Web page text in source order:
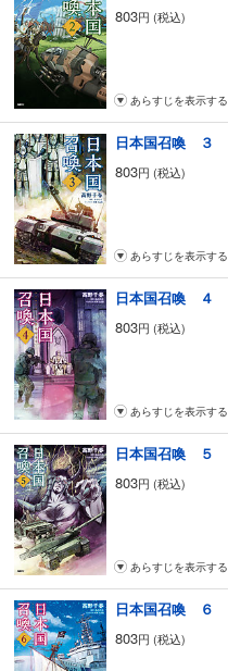
803円 (税込)
あらすじを表示する
日本国召喚 ３
803円 (税込)
あらすじを表示する
日本国召喚 ４
803円 (税込)
あらすじを表示する
日本国召喚 ５
803円 (税込)
あらすじを表示する
日本国召喚 ６
803円 (税込)